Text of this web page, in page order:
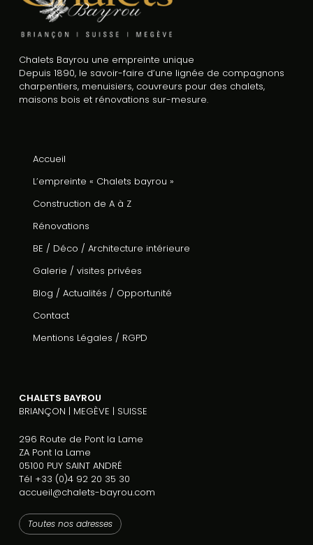
Chalets Bayrou une empreinte unique
Depuis 1890, le savoir-faire d’une lignée de compagnons
charpentiers, menuisiers, couvreurs pour des chalets,
maisons bois et rénovations sur-mesure.
Accueil
L’empreinte « Chalets bayrou »
Construction de A à Z
Rénovations
BE / Déco / Architecture intérieure
Galerie / visites privées
Blog / Actualités / Opportunité
Contact
Mentions Légales / RGPD
CHALETS BAYROU
BRIANÇON | MEGÈVE | SUISSE
296 Route de Pont la Lame
ZA Pont la Lame
05100 PUY SAINT ANDRÉ
Tél +33 (0)4 92 20 35 30
accueil@chalets-bayrou.com
Toutes nos adresses